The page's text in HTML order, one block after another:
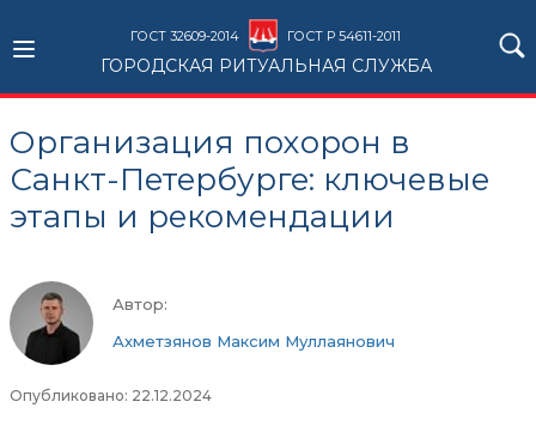
ГОСТ 32609-2014 ГОСТ Р 54611-2011
ГОРОДСКАЯ РИТУАЛЬНАЯ СЛУЖБА
Организация похорон в
Санкт-Петербурге: ключевые
этапы и рекомендации
Автор:
Ахметзянов Максим Муллаянович
Опубликовано: 22.12.2024